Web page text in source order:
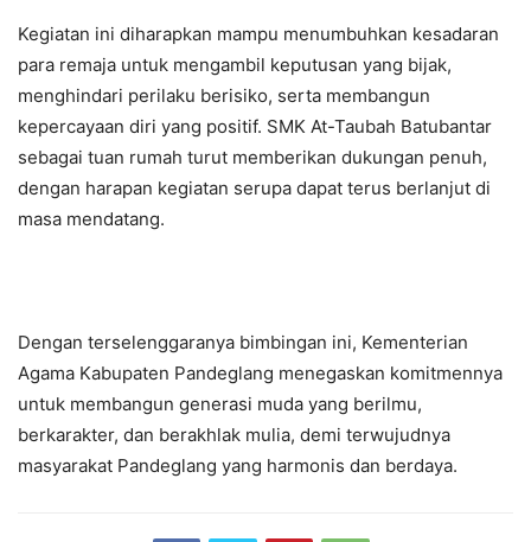
Kegiatan ini diharapkan mampu menumbuhkan kesadaran
para remaja untuk mengambil keputusan yang bijak,
menghindari perilaku berisiko, serta membangun
kepercayaan diri yang positif. SMK At-Taubah Batubantar
sebagai tuan rumah turut memberikan dukungan penuh,
dengan harapan kegiatan serupa dapat terus berlanjut di
masa mendatang.
Dengan terselenggaranya bimbingan ini, Kementerian
Agama Kabupaten Pandeglang menegaskan komitmennya
untuk membangun generasi muda yang berilmu,
berkarakter, dan berakhlak mulia, demi terwujudnya
masyarakat Pandeglang yang harmonis dan berdaya.